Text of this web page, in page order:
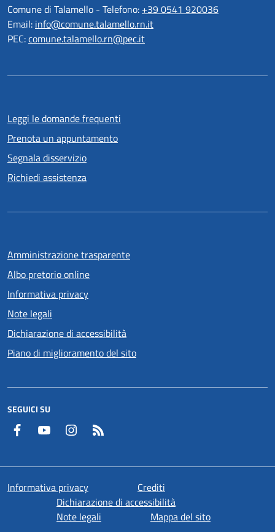
Comune di Talamello - Telefono: +39 0541 920036
Email: info@comune.talamello.rn.it
PEC:comune.talamello.rn@pec.it
Leggi le domande frequenti
Prenota un appuntamento
Segnala disservizio
Richiedi assistenza
Amministrazione trasparente
Albo pretorio online
Informativa privacy
Note legali
Dichiarazione di accessibilità
Piano di miglioramento del sito
SEGUICI SU
Facebook YouTube Instagram
Informativa privacy
Crediti
Dichiarazione di accessibilità
Note legali
Mappa del sito